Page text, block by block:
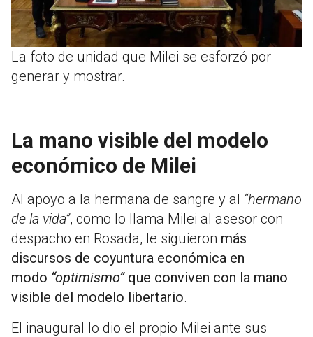
La foto de unidad que Milei se esforzó por
generar y mostrar.
La mano visible del modelo
económico de Milei
Al apoyo a la hermana de sangre y al “hermano
de la vida”, como lo llama Milei al asesor con
despacho en Rosada, le siguieron más
discursos de coyuntura económica en
modo “optimismo”que conviven con la mano
visible del modelo libertario.
El inaugural lo dio el propio Milei ante sus